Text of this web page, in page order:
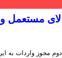
مجوز واردات به